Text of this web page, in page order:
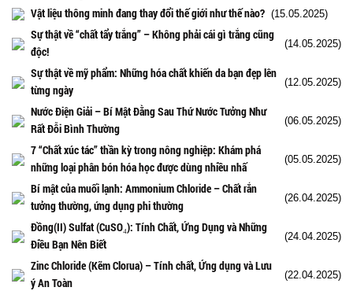
Vật liệu thông minh đang thay đổi thế giới như thế nào? (15.05.2025)
Sự thật về “chất tẩy trắng” – Không phải cái gì trắng cũng
độc!
(14.05.2025)
Sự thật về mỹ phẩm: Những hóa chất khiến da bạn đẹp lên
từng ngày
(12.05.2025)
Nước Điện Giải – Bí Mật Đằng Sau Thứ Nước Tưởng Như
Rất Đỗi Bình Thường
(06.05.2025)
7 “Chất xúc tác” thần kỳ trong nông nghiệp: Khám phá
những loại phân bón hóa học được dùng nhiều nhấ
(05.05.2025)
Bí mật của muối lạnh: Ammonium Chloride – Chất rắn
tưởng thường, ứng dụng phi thường
(26.04.2025)
Đồng(II) Sulfat (CuSO₄): Tính Chất, Ứng Dụng và Những
Điều Bạn Nên Biết
(24.04.2025)
Zinc Chloride (Kẽm Clorua) – Tính chất, Ứng dụng và Lưu
ý An Toàn
(22.04.2025)